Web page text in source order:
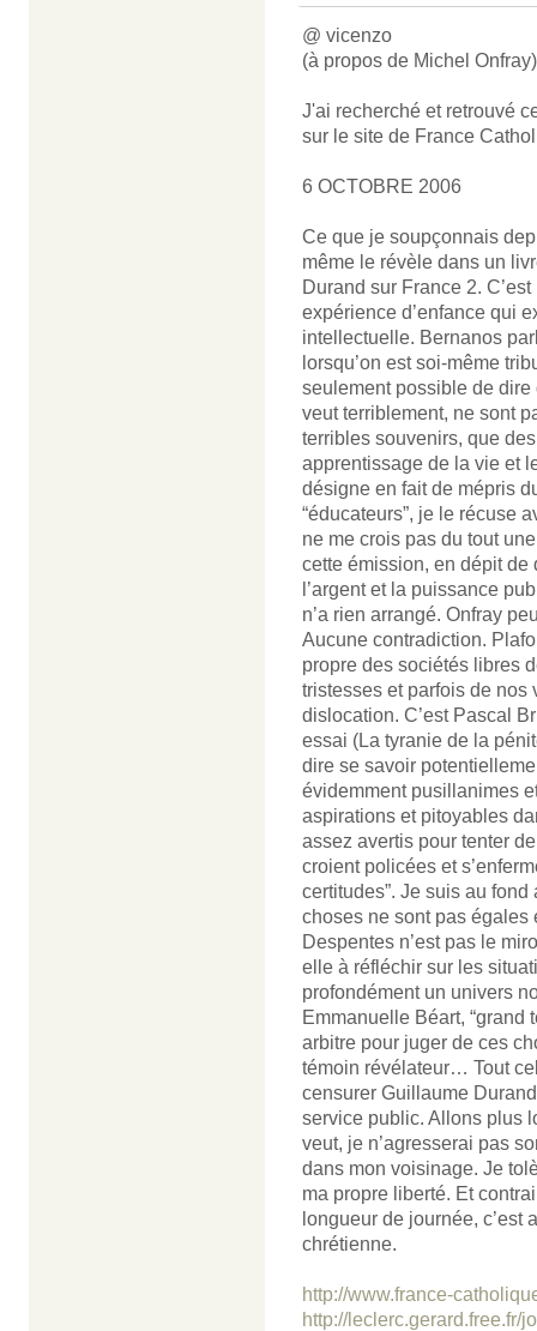
@ vicenzo
(à propos de Michel Onfray)
J'ai recherché et retrouvé
sur le site de France
6 OCTOBRE 2006
Ce que je soupçonnais
même le révèle dans un
Durand sur France 2.
expérience d’enfance qui
intellectuelle. Bernanos
lorsqu’on est soi-même
seulement possible de
veut terriblement, ne sont
terribles souvenirs, que
apprentissage de la vie et
désigne en fait de mépris
“éducateurs”, je le récuse
ne me crois pas du tout
cette émission, en dépit
l’argent et la puissance
n’a rien arrangé. Onfray
Aucune contradiction.
propre des sociétés libres
tristesses et parfois de nos
dislocation. C’est Pascal
essai (La tyranie de la
dire se savoir
évidemment pusillanimes
aspirations et pitoyables
assez avertis pour tenter
croient policées et
certitudes”. Je suis au
choses ne sont pas égales
Despentes n’est pas le
elle à réfléchir sur les
profondément un univers
Emmanuelle Béart, “grand
arbitre pour juger de ces
témoin révélateur… Tout
censurer Guillaume
service public. Allons plus
veut, je n’agresserai pas
dans mon voisinage. Je
ma propre liberté. Et
longueur de journée,
chrétienne.
http://www.france-
http://leclerc.gerard.free.fr/